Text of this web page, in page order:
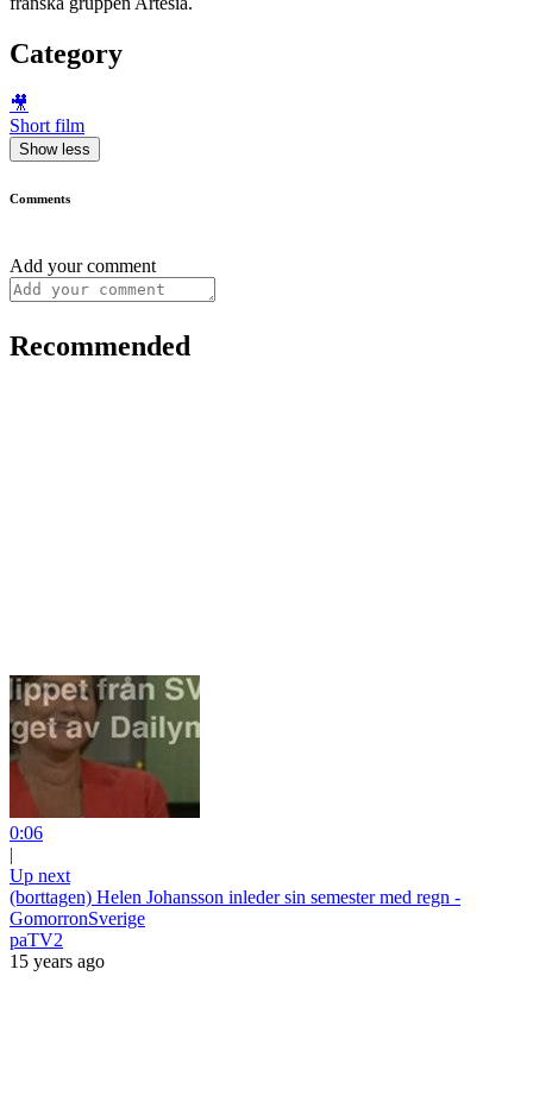
Category
🎥
Short film
Show less
Comments
Add your comment
Recommended
0:06
|
Up next
(borttagen) Helen Johansson inleder sin semester med regn -
GomorronSverige
paTV2
15 years ago